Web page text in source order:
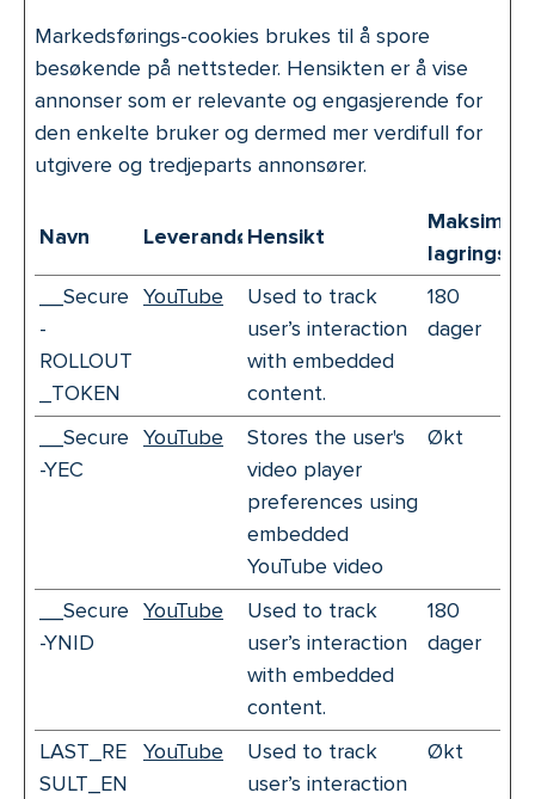
Markedsførings-cookies brukes til å spore
besøkende på nettsteder. Hensikten er å vise
annonser som er relevante og engasjerende for
den enkelte bruker og dermed mer verdifull for
utgivere og tredjeparts annonsører.
Navn LeverandørHensikt
Maksimal
__Secure
-
ROLLOUT
_TOKEN
YouTube
Used to track
user’s interaction
with embedded
content.
180
dager
__Secure
-YEC
YouTube
Stores the user's
video player
preferences using
embedded
YouTube video
Økt
__Secure
-YNID
YouTube
Used to track
user’s interaction
with embedded
content.
180
dager
LAST_RE
SULT_EN
YouTube
Used to track
user’s interaction
Økt